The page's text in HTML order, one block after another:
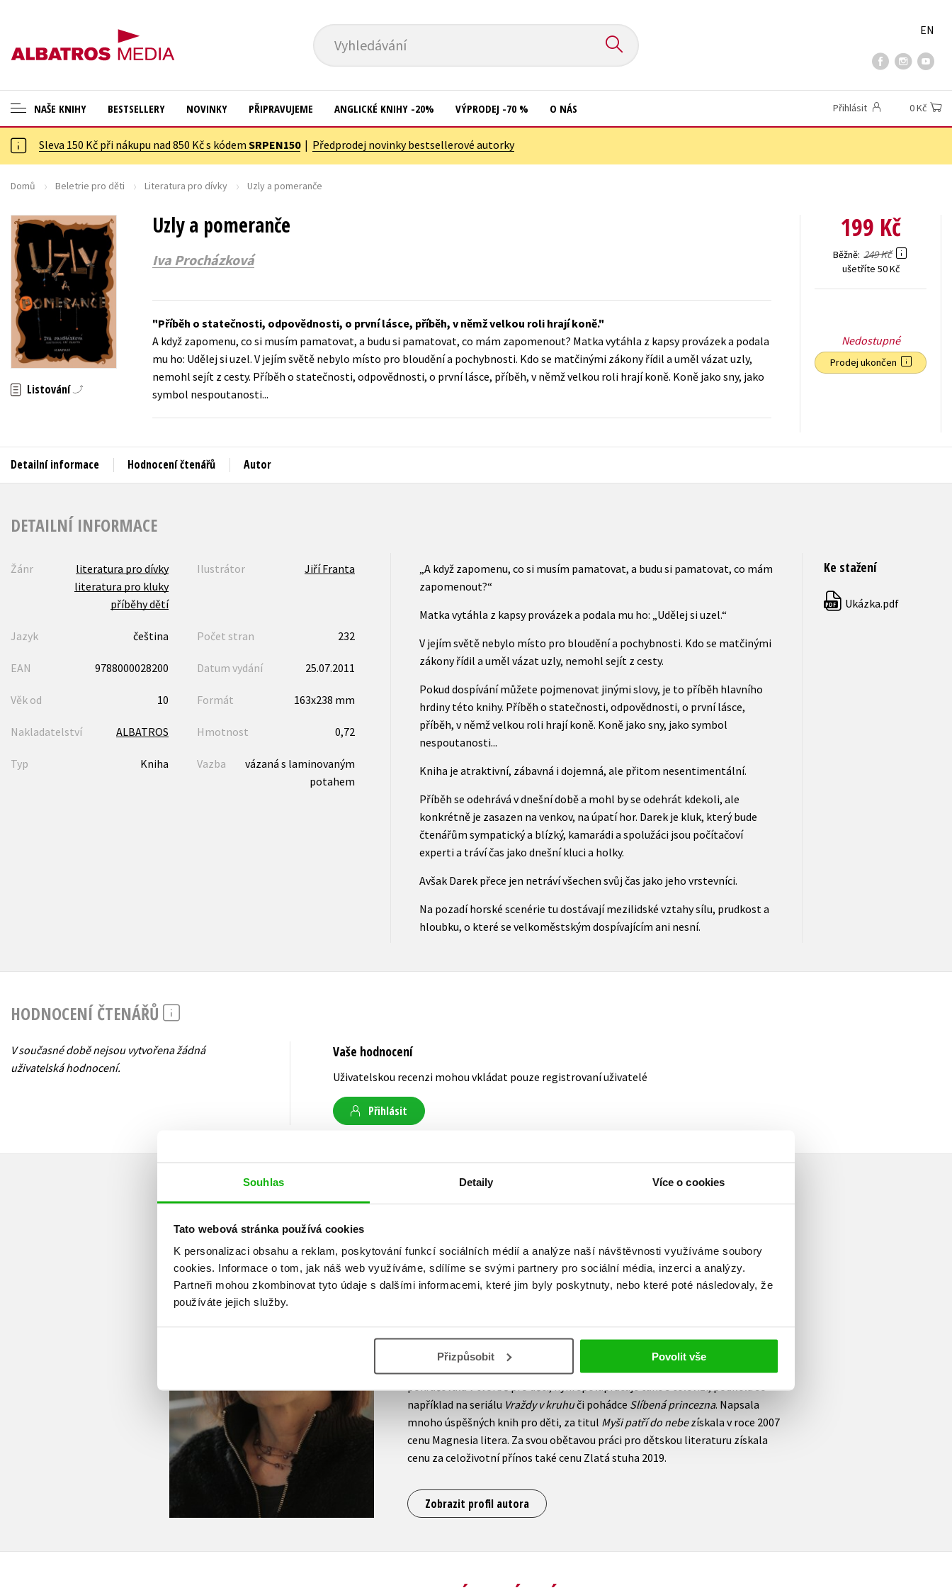
Souhlas Detaily Více o cookies
Tato webová stránka používá cookies
K personalizaci obsahu a reklam, poskytování funkcí sociálních médií a analýze naší návštěvnosti využíváme soubory
cookies. Informace o tom, jak náš web využíváme, sdílíme se svými partnery pro sociální média, inzerci a analýzy.
Partneři mohou zkombinovat tyto údaje s dalšími informacemi, které jim byly poskytnuty, nebo které poté následovaly, že
používáte jejich služby.
Přizpůsobit Povolit vše
Vyhledávání
EN
NAŠE KNIHY
ANGLICKÉ KNIHY -20 %
VÝPRODEJ -70 %
ASTERIX S DÁRKEM
🎁DÁRKOVÉ PUBLIKACE
✉️ DÁRKOVÉ POUKAZY
Auto - moto
Beletrie pro děti
Cestování
Dárkové publikace
Digitální fotografie
Esoterika a duchovní svět
Jazyky
Kalendáře
Kariéra a osobní rozvoj
Populárně - naučná pro dospělé
Populárně - naučné pro děti
Předškoláci
Young adult
Young adult (SK)
Zahraniční literatura
BESTSELLERY NOVINKY PŘIPRAVUJEME ANGLICKÉ KNIHY -20% VÝPRODEJ -70 % O NÁS Přihlásit 0 Kč
Sleva 150 Kč při nákupu nad 850 Kč s kódem SRPEN150| Předprodej novinky bestsellerové autorky
Domů Beletrie pro děti Literatura pro dívky Uzly a pomeranče
Uzly a pomeranče
Iva Procházková
Listování
Příběh o statečnosti, odpovědnosti, o první lásce, příběh, v němž velkou roli hrají koně.
A když zapomenu, co si musím pamatovat, a budu si pamatovat, co mám zapomenout? Matka vytáhla z kapsy provázek a podala
mu ho: Udělej si uzel. V jejím světě nebylo místo pro bloudění a pochybnosti. Kdo se matčinými zákony řídil a uměl vázat uzly,
nemohl sejít z cesty. Příběh o statečnosti, odpovědnosti, o první lásce, příběh, v němž velkou roli hrají koně. Koně jako sny, jako
symbol nespoutanosti...
199 Kč
Běžně 249 Kč
ušetříte 50 Kč
Nedostupné
Prodej ukončen
Detailní informace Hodnocení čtenářů Autor
DETAILNÍ INFORMACE
Žánr
literatura pro dívky
literatura pro kluky
příběhy dětí
Ilustrátor Jiří Franta
Jazyk čeština Počet stran 232
EAN 9788000028200 Datum vydání 25.07.2011
Věk od 10 Formát 163x238 mm
Nakladatelství ALBATROS Hmotnost 0,72
Typ Kniha Vazba
vázaná s laminovaným
potahem
„A když zapomenu, co si musím pamatovat, a budu si pamatovat, co mám
zapomenout?“
Matka vytáhla z kapsy provázek a podala mu ho: „Udělej si uzel.“
V jejím světě nebylo místo pro bloudění a pochybnosti. Kdo se matčinými
zákony řídil a uměl vázat uzly, nemohl sejít z cesty.
Pokud dospívání můžete pojmenovat jinými slovy, je to příběh hlavního
hrdiny této knihy. Příběh o statečnosti, odpovědnosti, o první lásce,
příběh, v němž velkou roli hrají koně. Koně jako sny, jako symbol
nespoutanosti...
Kniha je atraktivní, zábavná i dojemná, ale přitom nesentimentální.
Příběh se odehrává v dnešní době a mohl by se odehrát kdekoli, ale
konkrétně je zasazen na venkov, na úpatí hor. Darek je kluk, který bude
čtenářům sympatický a blízký, kamarádi a spolužáci jsou počítačoví
experti a tráví čas jako dnešní kluci a holky.
Avšak Darek přece jen netráví všechen svůj čas jako jeho vrstevníci.
Na pozadí horské scenérie tu dostávají mezilidské vztahy sílu, prudkost a
hloubku, o které se velkoměstským dospívajícím ani nesní.
Ke stažení
PDF Ukázka.pdf
HODNOCENÍ ČTENÁŘŮ
V současné době nejsou vytvořena žádná
uživatelská hodnocení.
Vaše hodnocení
Uživatelskou recenzi mohou vkládat pouze registrovaní uživatelé
Přihlásit
AUTOR KNIHY
Iva Procházková
Autorka a scenáristka Iva Procházková píše pro malé čtenáře, teenagery i
hry. V roce 1983 s rodinou emigrovala a žila v Německu, kde se prosadila jako
úspěšná spisovatelka a autorka divadelních her. Po návratu do Česka
například na seriálu Vraždy v kruhuči pohádce Slíbená princezna. Napsala
mnoho úspěšných knih pro děti, za titul Myši patří do nebezískala v roce 2007
cenu Magnesia litera. Za svou obětavou práci pro dětskou literaturu získala
cenu za celoživotní přínos také cenu Zlatá stuha 2019.
Zobrazit profil autora